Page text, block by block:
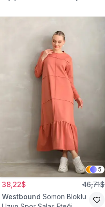
5
38,22$ 46,71$
Westbound Somon Bloklu